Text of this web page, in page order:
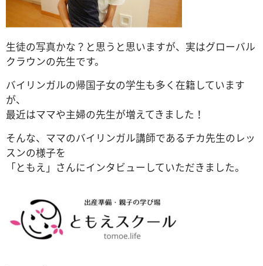
生徒の写真かな？と思うと思いますが、実はグローバル
クラウンの先生です。
バイリンガルの帰国子女の学生も多く在籍しています
が、
最近はママや主婦の先生が増えてきました！
そんな、ママのバイリンガル講師であるチカ先生のレッ
スンの様子を
「ともえ」さんにインタビューしていただきました。